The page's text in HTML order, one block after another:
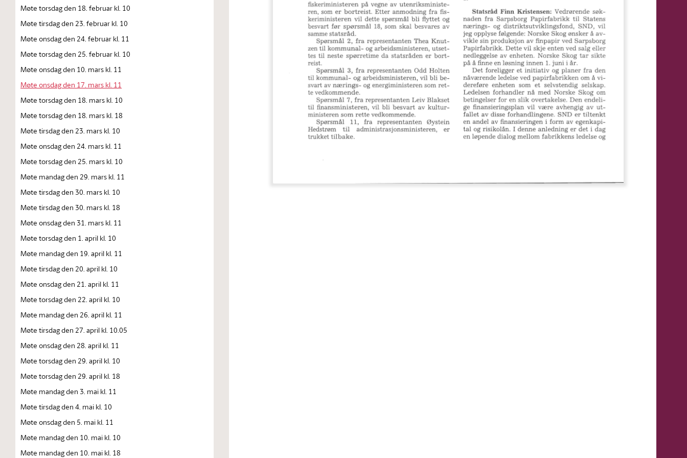
Møte torsdag den 18. februar kl. 10
Møte tirsdag den 23. februar kl. 10
Møte onsdag den 24. februar kl. 11
Møte torsdag den 25. februar kl. 10
Møte onsdag den 10. mars kl. 11
Møte onsdag den 17. mars kl. 11
Møte torsdag den 18. mars kl. 10
Møte torsdag den 18. mars kl. 18
Møte tirsdag den 23. mars kl. 10
Møte onsdag den 24. mars kl. 11
Møte torsdag den 25. mars kl. 10
Møte mandag den 29. mars kl. 11
Møte tirsdag den 30. mars kl. 10
Møte tirsdag den 30. mars kl. 18
Møte onsdag den 31. mars kl. 11
Møte torsdag den 1. april kl. 10
Møte mandag den 19. april kl. 11
Møte tirsdag den 20. april kl. 10
Møte onsdag den 21. april kl. 11
Møte torsdag den 22. april kl. 10
Møte mandag den 26. april kl. 11
Møte tirsdag den 27. april kl. 10.05
Møte onsdag den 28. april kl. 11
Møte torsdag den 29. april kl. 10
Møte torsdag den 29. april kl. 18
Møte mandag den 3. mai kl. 11
Møte tirsdag den 4. mai kl. 10
Møte onsdag den 5. mai kl. 11
Møte mandag den 10. mai kl. 10
Møte mandag den 10. mai kl. 18